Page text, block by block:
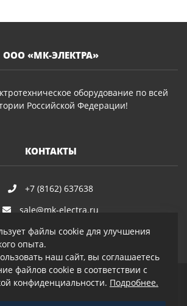
ООО «МК-ЭЛЕКТРА»
оборудование по всей
Российской Федерации!
КОНТАКТЫ
+7 (8162) 637638
sale@mk-electra.ru
ООО «МК-Электра»
файлы cookie для улучшения
опыта.
наш сайт, вы соглашаетесь
файлов cookie в соответствии с
конфиденциальности. Подробнее.